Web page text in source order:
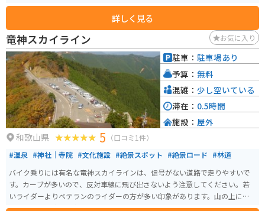
設されており、夏場はキャンプを楽しむ人もいます。 現地まで行く道は信号
が少ない山道でツーリングも楽しめます。山頂からは天気が良ければ四国や
淡路島を見ることができます。
詳しく見る
竜神スカイライン お気に入り
和歌山県 5 （口コミ1件）
#温泉 #神社｜寺院 #文化施設 #絶景スポット #絶景ロード #林道
バイク乗りには有名な竜神スカイラインは、信号がない道路で走りやすいで
す。カーブが多いので、反対車線に飛び出さないよう注意してください。若
いライダーよりベテランのライダーの方が多い印象があります。山の上にな
るので、夏は涼しく冬は寒いです。
駐車： 駐車場あり
予算： 無料
混雑： 少し空いている
滞在： 0.5時間
施設： 屋外